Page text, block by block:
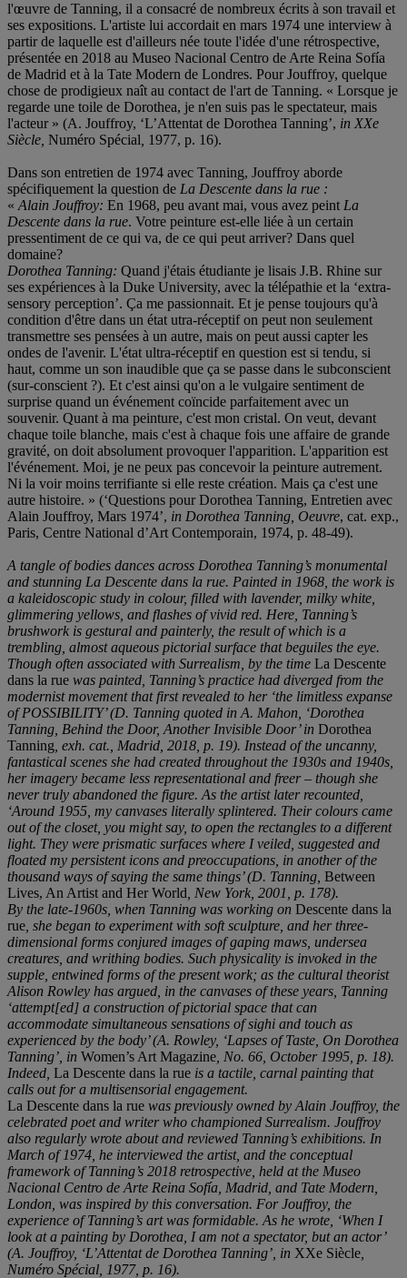
l'œuvre de Tanning, il a consacré de nombreux écrits à son travail et
ses expositions. L'artiste lui accordait en mars 1974 une interview à
partir de laquelle est d'ailleurs née toute l'idée d'une rétrospective,
présentée en 2018 au Museo Nacional Centro de Arte Reina Sofía
de Madrid et à la Tate Modern de Londres. Pour Jouffroy, quelque
chose de prodigieux naît au contact de l'art de Tanning. « Lorsque je
regarde une toile de Dorothea, je n'en suis pas le spectateur, mais
l'acteur » (A. Jouffroy, ‘L’Attentat de Dorothea Tanning’, in XXe
Siècle, Numéro Spécial 1977, p. 16).
Dans son entretien de 1974 avec Tanning, Jouffroy aborde
spécifiquement la question de La Descente dans la rue :
« Alain Jouffroy: En 1968, peu avant mai, vous avez peint La
Descente dans la rue. Votre peinture est-elle liée à un certain
pressentiment de ce qui va, de ce qui peut arriver? Dans quel
domaine?
Dorothea Tanning: Quand j'étais étudiante je lisais J.B. Rhine sur
ses expériences à la Duke University, avec la télépathie et la ‘extra-
sensory perception’. Ça me passionnait. Et je pense toujours qu'à
condition d'être dans un état utra-réceptif on peut non seulement
transmettre ses pensées à un autre, mais on peut aussi capter les
ondes de l'avenir. L'état ultra-réceptif en question est si tendu, si
haut, comme un son inaudible que ça se passe dans le subconscient
(sur-conscient ?). Et c'est ainsi qu'on a le vulgaire sentiment de
surprise quand un événement coïncide parfaitement avec un
souvenir. Quant à ma peinture, c'est mon cristal. On veut, devant
chaque toile blanche, mais c'est à chaque fois une affaire de grande
gravité, on doit absolument provoquer l'apparition. L'apparition est
l'événement. Moi, je ne peux pas concevoir la peinture autrement.
Ni la voir moins terrifiante si elle reste création. Mais ça c'est une
autre histoire. » (‘Questions pour Dorothea Tanning, Entretien avec
Alain Jouffroy, Mars 1974’, in Dorothea Tanning Oeuvre, cat. exp.,
Paris, Centre National d’Art Contemporain, 1974, p. 48-49).
A tangle of bodies dances across Dorothea Tanning’s monumental
and stunning La Descente dans la rue. Painted in 1968, the work is
a kaleidoscopic study in colour, filled with lavender, milky white,
glimmering yellows, and flashes of vivid red. Here, Tanning’s
brushwork is gestural and painterly, the result of which is a
trembling, almost aqueous pictorial surface that beguiles the eye.
Though often associated with Surrealism, by the time La Descente
dans la rue was painted, Tanning’s practice had diverged from the
modernist movement that first revealed to her ‘the limitless expanse
of POSSIBILITY’ (D. Tanning quoted in A. Mahon, ‘Dorothea
Tanning, Behind the Door, Another Invisible Door’ in Dorothea
Tanning , exh. cat., Madrid, 2018, p. 19). Instead of the uncanny,
fantastical scenes she had created throughout the 1930s and 1940s,
her imagery became less representational and freer – though she
never truly abandoned the figure. As the artist later recounted,
‘Around 1955, my canvases literally splintered. Their colours came
out of the closet, you might say, to open the rectangles to a different
light. They were prismatic surfaces where I veiled, suggested and
floated my persistent icons and preoccupations, in another of the
thousand ways of saying the same things’ (D. Tanning, Between
Lives, An Artist and Her World , New York, 2001, p. 178).
By the late-1960s, when Tanning was working on Descente dans la
rue , she began to experiment with soft sculpture, and her three-
dimensional forms conjured images of gaping maws, undersea
creatures, and writhing bodies. Such physicality is invoked in the
supple, entwined forms of the present work; as the cultural theorist
Alison Rowley has argued, in the canvases of these years, Tanning
‘attempt[ed] a construction of pictorial space that can
accommodate simultaneous sensations of sighi and touch as
experienced by the body’ (A. Rowley, ‘Lapses of Taste, On Dorothea
Tanning’, in Women’s Art Magazine , No. 66, October 1995, p. 18).
Indeed, La Descente dans la rue is a tactile, carnal painting that
calls out for a multisensorial engagement.
La Descente dans la rue was previously owned by Alain Jouffroy, the
celebrated poet and writer who championed Surrealism. Jouffroy
also regularly wrote about and reviewed Tanning’s exhibitions. In
March of 1974, he interviewed the artist, and the conceptual
framework of Tanning’s 2018 retrospective, held at the Museo
Nacional Centro de Arte Reina Sofía, Madrid, and Tate Modern,
London, was inspired by this conversation. For Jouffroy, the
experience of Tanning’s art was formidable. As he wrote, ‘When I
look at a painting by Dorothea, I am not a spectator, but an actor’
(A. Jouffroy, ‘L’Attentat de Dorothea Tanning’, in XXe Siècle
Numéro Spécial, 1977, p. 16).